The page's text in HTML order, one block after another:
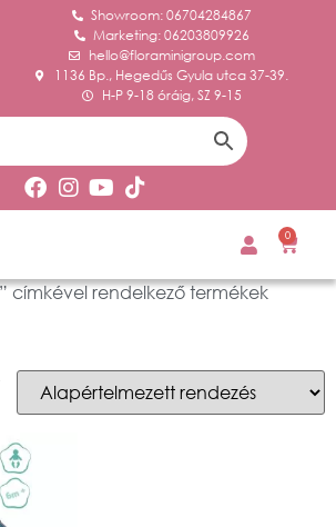
Showroom: 06704284867
Marketing: 06203809926
hello@floraminigroup.com
1136 Bp., Hegedűs Gyula utca 37-39.
H-P 9-18 óráig, SZ 9-15
0
címkével rendelkező termékek